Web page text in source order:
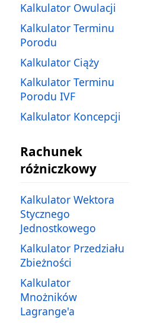
Kalkulator Owulacji
Kalkulator Terminu
Porodu
Kalkulator Ciąży
Kalkulator Terminu
Porodu IVF
Kalkulator Koncepcji
Rachunek
różniczkowy
Kalkulator Wektora
Stycznego
Jednostkowego
Kalkulator Przedziału
Zbieżności
Kalkulator
Mnożników
Lagrange'a